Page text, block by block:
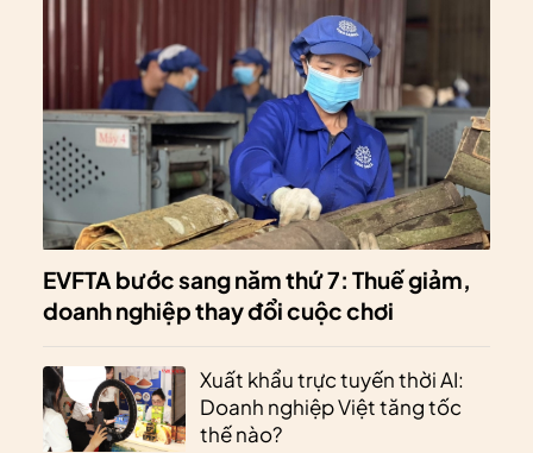
EVFTA bước sang năm thứ 7: Thuế giảm,
doanh nghiệp thay đổi cuộc chơi
Xuất khẩu trực tuyến thời AI:
Doanh nghiệp Việt tăng tốc
thế nào?